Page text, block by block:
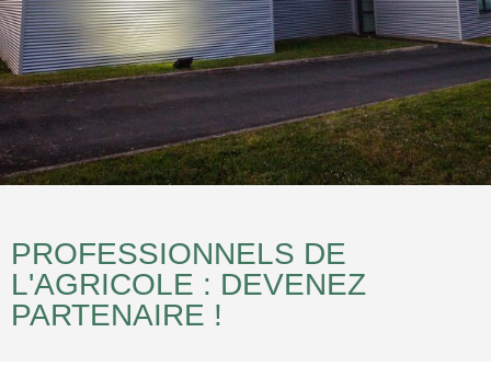
PROFESSIONNELS DE
L'AGRICOLE : DEVENEZ
PARTENAIRE !